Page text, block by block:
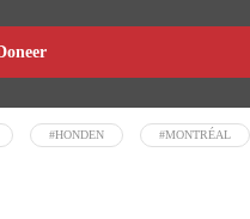
#HONDEN #MONTRÉAL